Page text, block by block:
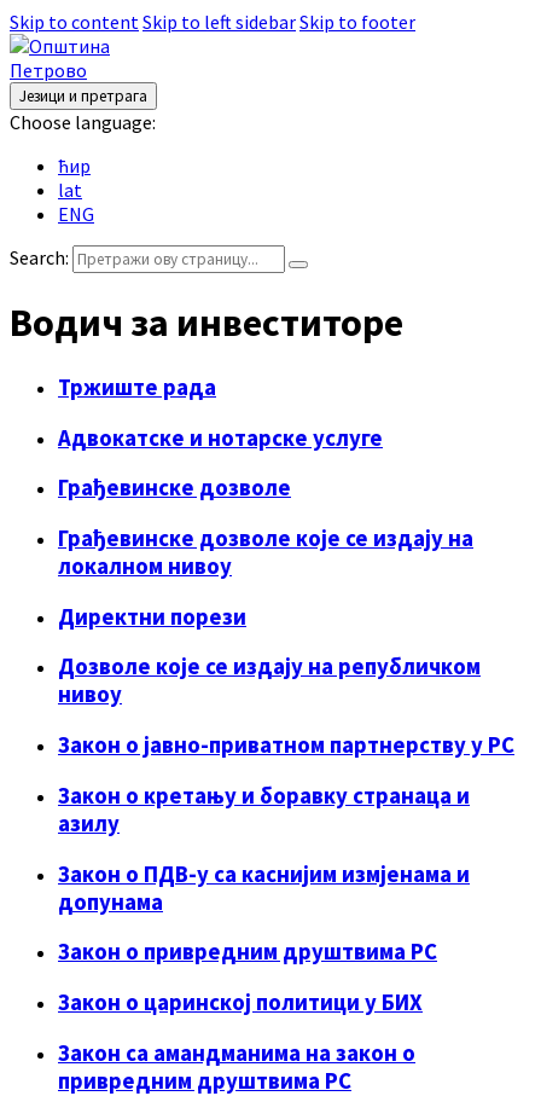
Skip to contentSkip to left sidebarSkip to footer
Језици и претрага
Choose language:
ћир
lat
ENG
Search:
Водич за инвеститоре
Тржиште рада
Адвокатске и нотарске услуге
Грађевинске дозволе
Грађевинске дозволе које се издају на
локалном нивоу
Директни порези
Дозволе које се издају на републичком
нивоу
Закон о јавно-приватном партнерству у РС
Закон о кретању и боравку странаца и
азилу
Закон о ПДВ-у са каснијим измјенама и
допунама
Закон о привредним друштвима РС
Закон о царинској политици у БИХ
Закон са амандманима на закон о
привредним друштвима РС